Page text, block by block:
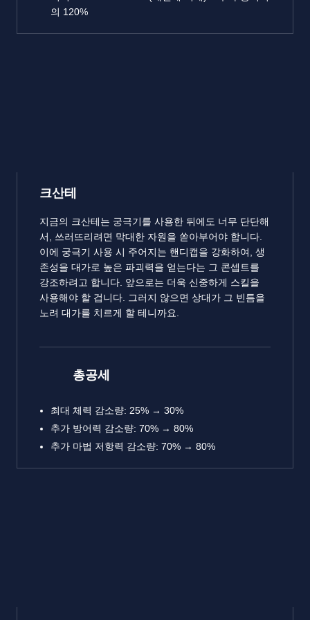
의 120%
크산테
지금의 크산테는 궁극기를 사용한 뒤에도 너무 단단해
서, 쓰러뜨리려면 막대한 자원을 쏟아부어야 합니다.
이에 궁극기 사용 시 주어지는 핸디캡을 강화하여, 생
존성을 대가로 높은 파괴력을 얻는다는 그 콘셉트를
강조하려고 합니다. 앞으로는 더욱 신중하게 스킬을
사용해야 할 겁니다. 그러지 않으면 상대가 그 빈틈을
노려 대가를 치르게 할 테니까요.
총공세
최대 체력 감소량: 25% → 30%
추가 방어력 감소량: 70% → 80%
추가 마법 저항력 감소량: 70% → 80%